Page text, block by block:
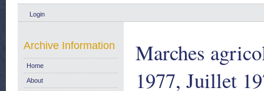
Login
Marches
1977, Juillet
Archive Information
Home
About